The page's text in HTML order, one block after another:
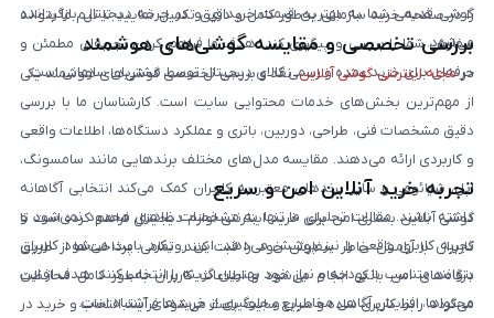
گوشی قدیمی شما به بهترین قیمت خریداری و در چرخه دیجیتال بازگردانده
می‌شود.
را در صفحه خرید سازمانی به‌طور کامل و دقیق تکمیل نمایید تا تیم ما بتواند
سفارش شما را بررسی و پیگیری کند. هدف ما فراهم کردن تجربه‌ای مطمئن و
حرفه‌ای برای خرید عمده و رسمی کالای دیجیتال توسط مشتریان سازمانی است.
بررسی تخصصی و مقایسه گوشی‌های هوشمند
درمجله اینترنتی گوشی آنلاین، نقد و بررسی تخصصی گوشی‌های هوشمند یکی
از مهم‌ترین بخش‌های خدمات محتوایی سایت است. کارشناسان ما با بررسی
دقیق مشخصات فنی، طراحی، دوربین، باتری و عملکرد دستگاه‌ها، اطلاعات واقعی
و کاربردی ارائه می‌دهند. مقایسه مدل‌های مختلف برندهایی مانند سامسونگ،
اپل، شیائومی و سایر برندهای معتبر به کاربران کمک می‌کند انتخابی آگاهانه
داشته باشند. مقالات تحلیلی ما تنها به مشخصات ظاهری محدود نمی‌شود و
تجربه کاربری واقعی را نیز پوشش می‌دهد. این رویکرد باعث می‌شود کاربران
بتوانند متناسب با بودجه و نیاز خود بهترین گزینه را انتخاب کنند. هدف از این
محتواها، افزایش آگاهی مخاطبان و جلوگیری از خریدهای اشتباه است.
تجربه خرید آنلاین امن و سریع
گوشی آنلاین بستری امن برای خرید اینترنتی لوازم دیجیتال فراهم کرده است تا
کاربران با آرامش خاطر سفارش خود را ثبت کنند. تمامی پرداخت‌ها از طریق
درگاه‌های امن بانکی انجام می‌شود و اطلاعات کاربران به‌طور کامل محافظت
می‌گردد. رابط کاربری ساده و سریع سایت باعث می‌شود فرآیند انتخاب و خرید در